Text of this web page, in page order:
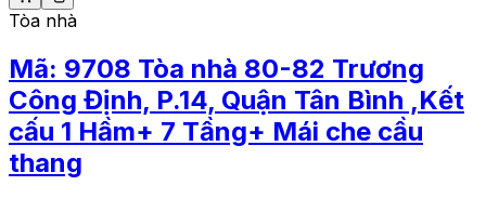
Tòa nhà
Mã: 9708 Tòa nhà 80-82 Trương
Công Định, P.14, Quận Tân Bình ,Kết
cấu 1 Hầm+ 7 Tầng+ Mái che cầu
thang